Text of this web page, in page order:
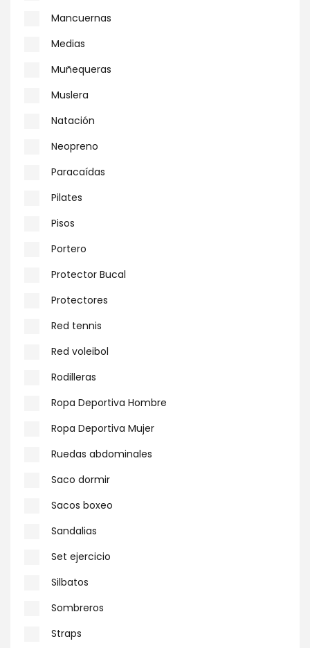
Mancuernas
Medias
Muñequeras
Muslera
Natación
Neopreno
Paracaídas
Pilates
Pisos
Portero
Protector Bucal
Protectores
Red tennis
Red voleibol
Rodilleras
Ropa Deportiva Hombre
Ropa Deportiva Mujer
Ruedas abdominales
Saco dormir
Sacos boxeo
Sandalias
Set ejercicio
Silbatos
Sombreros
Straps